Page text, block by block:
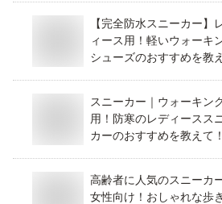
【完全防水スニーカー】
ィース用！軽いウォーキ
シューズのおすすめを教え
スニーカー｜ウォーキン
用！防寒のレディースス
カーのおすすめを教えて！
高齢者に人気のスニーカ
女性向け！おしゃれな歩